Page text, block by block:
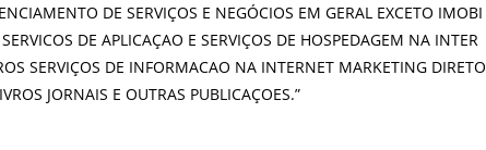
DE SERVIÇOS E NEGÓCIOS EM GERAL EXCETO IMOBI
SERVICOS DE APLICAÇAO E SERVIÇOS DE HOSPEDAGEM NA INTER
SERVIÇOS DE INFORMACAO NA INTERNET MARKETING DIRETO
JORNAIS E OUTRAS PUBLICAÇOES.”